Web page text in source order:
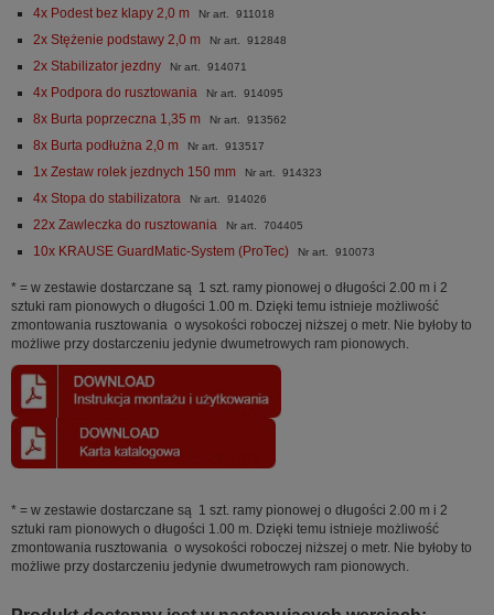
4x Podest bez klapy 2,0 m Nr art. 911018
2x Stężenie podstawy 2,0 m Nr art. 912848
2x Stabilizator jezdny Nr art. 914071
4x Podpora do rusztowania Nr art. 914095
8x Burta poprzeczna 1,35 m Nr art. 913562
8x Burta podłużna 2,0 m Nr art. 913517
1x Zestaw rolek jezdnych 150 mm Nr art. 914323
4x Stopa do stabilizatora Nr art. 914026
22x Zawleczka do rusztowania Nr art. 704405
10x KRAUSE GuardMatic-System (ProTec) Nr art. 910073
* = w zestawie dostarczane są 1 szt. ramy pionowej o długości 2.00 m i 2
sztuki ram pionowych o długości 1.00 m. Dzięki temu istnieje możliwość
zmontowania rusztowania o wysokości roboczej niższej o metr. Nie byłoby to
możliwe przy dostarczeniu jedynie dwumetrowych ram pionowych.
* = w zestawie dostarczane są 1 szt. ramy pionowej o długości 2.00 m i 2
sztuki ram pionowych o długości 1.00 m. Dzięki temu istnieje możliwość
zmontowania rusztowania o wysokości roboczej niższej o metr. Nie byłoby to
możliwe przy dostarczeniu jedynie dwumetrowych ram pionowych.